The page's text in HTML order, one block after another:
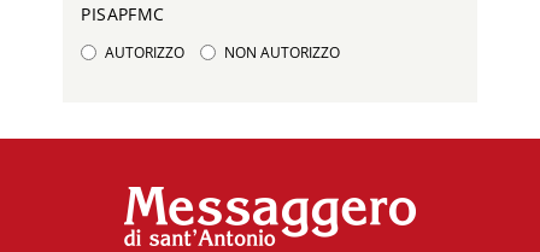
PISAPFMC
AUTORIZZO NON AUTORIZZO